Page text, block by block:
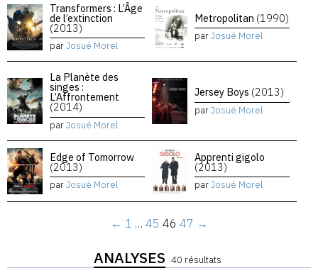
Transformers : L’Âge
de l’extinction
(2013)
parJosué Morel
Metropolitan (1990)
parJosué Morel
La Planète des
singes :
L’Affrontement
(2014)
parJosué Morel
Jersey Boys (2013)
parJosué Morel
Edge of Tomorrow
(2013)
parJosué Morel
Apprenti gigolo
(2013)
parJosué Morel
← 1 … 45 46 47 →
ANALYSES 40 résultats